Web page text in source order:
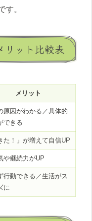
す。
リット比較表
メリット
原因がわかる／具体的
できる
た！」が増えて自信UP
や継続力がUP
行動できる／生活がス
に